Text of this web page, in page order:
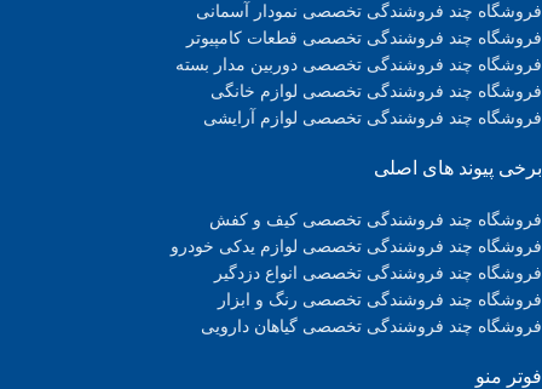
فروشگاه چند فروشندگی تخصصی نمودار آسمانی
فروشگاه چند فروشندگی تخصصی قطعات کامپیوتر
فروشگاه چند فروشندگی تخصصی دوربین مدار بسته
فروشگاه چند فروشندگی تخصصی لوازم خانگی
فروشگاه چند فروشندگی تخصصی لوازم آرایشی
برخی پیوند های اصلی
فروشگاه چند فروشندگی تخصصی کیف و کفش
فروشگاه چند فروشندگی تخصصی لوازم یدکی خودرو
فروشگاه چند فروشندگی تخصصی انواع دزدگیر
فروشگاه چند فروشندگی تخصصی رنگ و ابزار
فروشگاه چند فروشندگی تخصصی گیاهان دارویی
فوتر منو